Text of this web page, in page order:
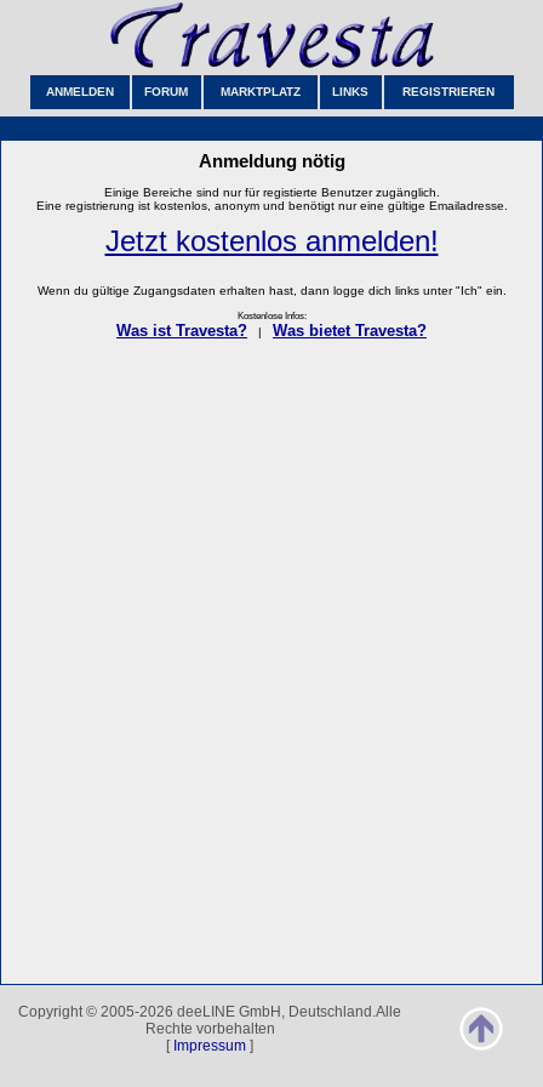
ANMELDEN FORUM MARKTPLATZ LINKS REGISTRIEREN
Anmeldung nötig
Einige Bereiche sind nur für registierte Benutzer zugänglich.
Eine registrierung ist kostenlos, anonym und benötigt nur eine gültige Emailadresse.
Jetzt kostenlos anmelden!
Wenn du gültige Zugangsdaten erhalten hast, dann logge dich links unter "Ich" ein.
Kostenlose Infos:
Was ist Travesta? Was bietet Travesta?
Copyright © 2005-2026 deeLINE GmbH, Deutschland.Alle
Rechte vorbehalten
[ Impressum ]